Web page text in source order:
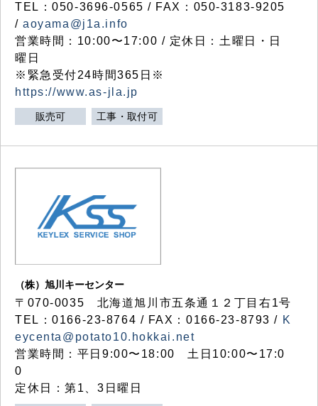
TEL：050-3696-0565 / FAX：050-3183-9205
/aoyama@j1a.info
営業時間：10:00〜17:00 / 定休日：土曜日・日
曜日
※緊急受付24時間365日※
https://www.as-jla.jp
販売可 工事・取付可
（株）旭川キーセンター
〒070-0035 北海道旭川市五条通１２丁目右1号
TEL：0166-23-8764 / FAX：0166-23-8793 / K
eycenta@potato10.hokkai.net
営業時間：平日9:00〜18:00 土日10:00〜17:0
0
定休日：第1、3日曜日